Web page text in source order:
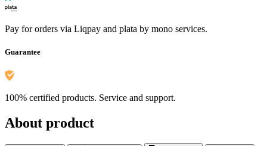
Pay for orders via Liqpay and plata by mono services.
Guarantee
100% certified products. Service and support.
About product